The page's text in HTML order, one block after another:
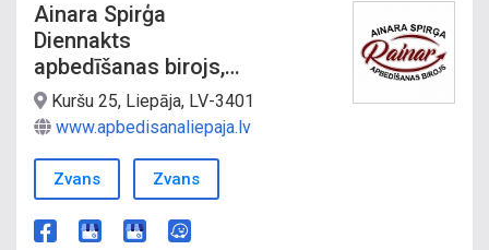
Ainara Spirģa
Diennakts
apbedīšanas birojs,
SIA Rainar
Kuršu 25, Liepāja, LV-3401
www.apbedisanaliepaja.lv
Zvans Zvans